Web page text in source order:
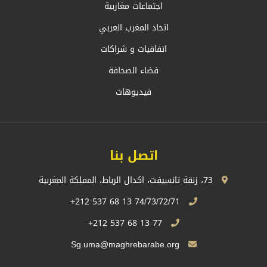
اجتماعات مغاربية
اتحاد المغرب العربي
اتفاقيات و شراكات
فضاء الصحافة
فيديوهات
اتصل بنا
77 13 68 537 212+